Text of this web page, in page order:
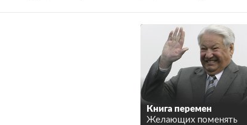
Книга перемен
Желающих поменять